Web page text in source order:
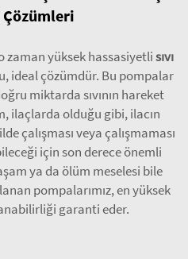
zaman yüksek hassasiyetlisıvı
ideal çözümdür. Bu pompalar
miktarda sıvının hareket
ilaçlarda olduğu gibi, ilacın
çalışması veya çalışmaması
için son derece önemli
ya da ölüm meselesi bile
pompalarımız, en yüksek
garanti eder.